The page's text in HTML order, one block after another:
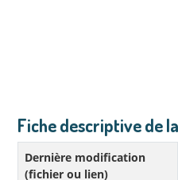
Fiche descriptive de
Dernière modification
(fichier ou lien)